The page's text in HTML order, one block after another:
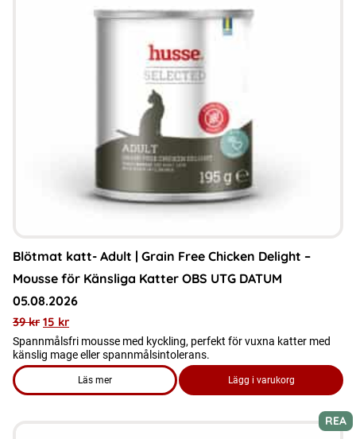
Blötmat katt- Adult | Grain Free Chicken Delight –
Mousse för Känsliga Katter OBS UTG DATUM
05.08.2026
39kr 15 kr
Spannmålsfri mousse med kyckling, perfekt för vuxna katter med
känslig mage eller spannmålsintolerans.
Läs mer
om produkten Blötmat katt- Adult | Grain Free Chicken
Lägg i varukorg
REA